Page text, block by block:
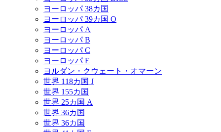
ヨーロッパ 38カ国
ヨーロッパ 39カ国 O
ヨーロッパ A
ヨーロッパ B
ヨーロッパ C
ヨーロッパ E
ヨルダン・クウェート・オマーン
世界 118カ国 J
世界 155カ国
世界 25カ国 A
世界 36カ国
世界 36カ国